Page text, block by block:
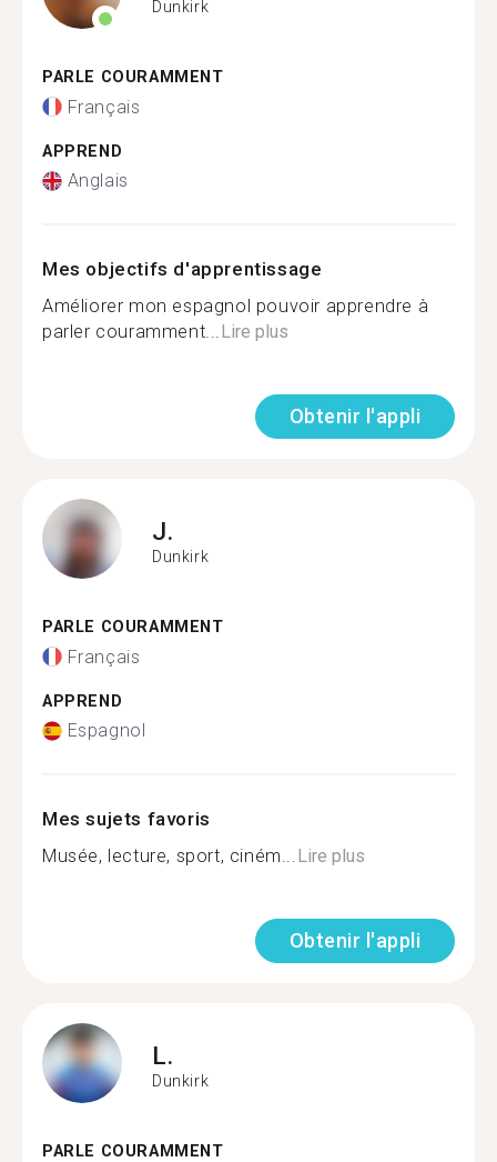
Dunkirk
PARLE COURAMMENT
Français
APPREND
Anglais
Mes objectifs d'apprentissage
Améliorer mon espagnol pouvoir apprendre à
parler couramment...Lire plus
Obtenir l'appli
J.
Dunkirk
PARLE COURAMMENT
Français
APPREND
Espagnol
Mes sujets favoris
Musée, lecture, sport, ciném...Lire plus
Obtenir l'appli
L.
Dunkirk
PARLE COURAMMENT